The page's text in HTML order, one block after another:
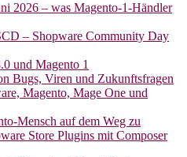
2026 – was Magento-1-Händler
– Shopware Community Day
und Magento 1
Bugs, Viren und Zukunftsfragen
Magento, Mage One und
Mensch auf dem Weg zu
Store Plugins mit Composer